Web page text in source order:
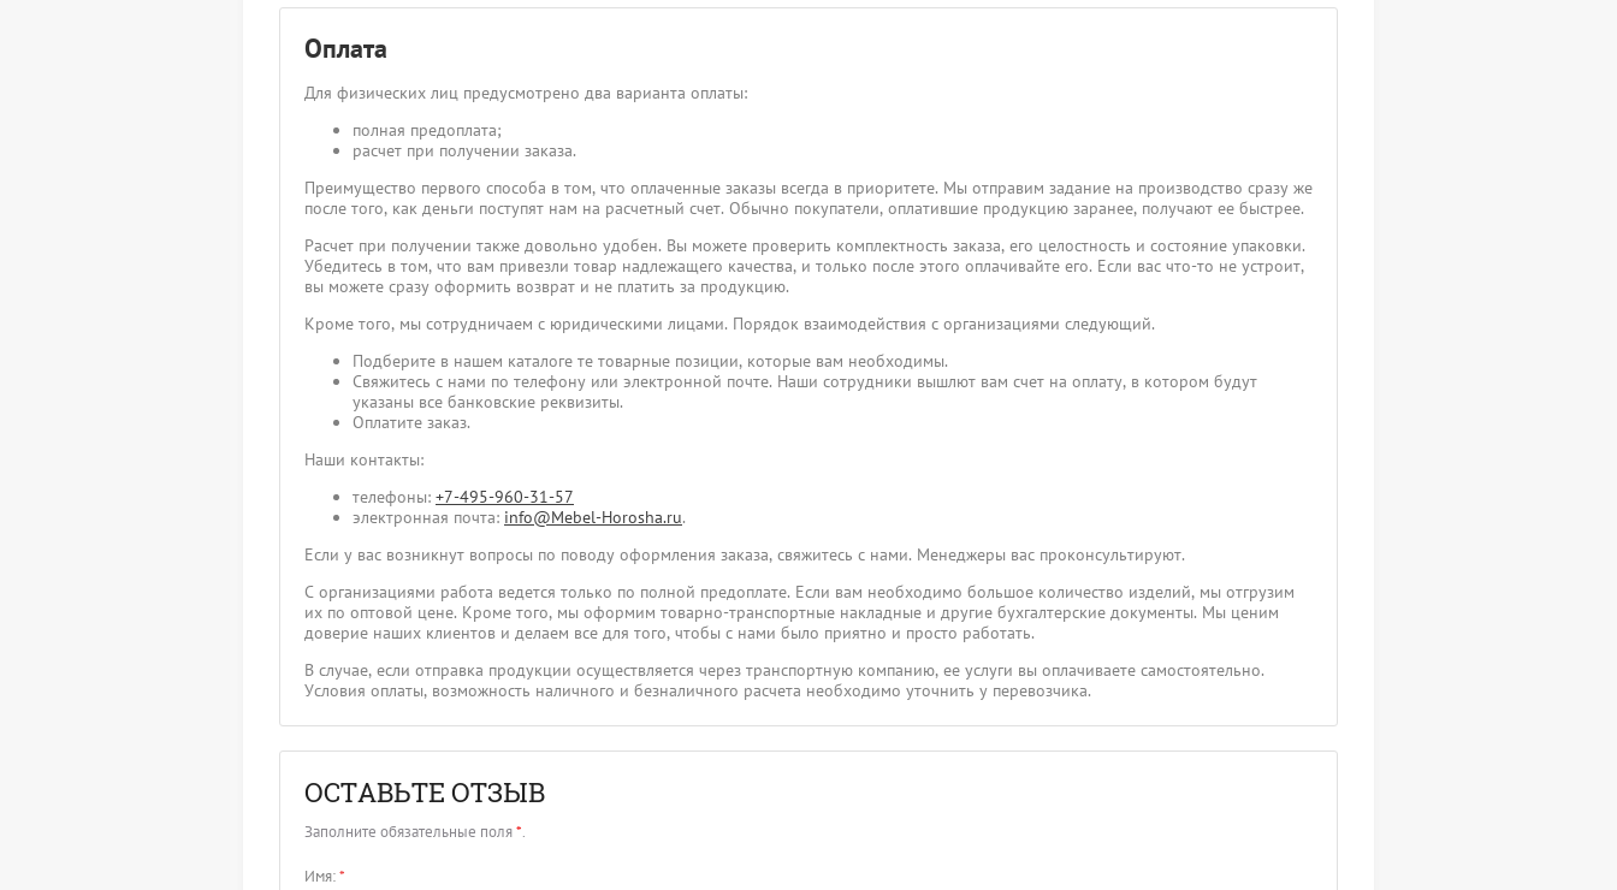
Оплата
Для физических лиц предусмотрено два варианта оплаты:
полная предоплата;
расчет при получении заказа.
Преимущество первого способа в том, что оплаченные заказы всегда в приоритете. Мы отправим задание на производство сразу же
после того, как деньги поступят нам на расчетный счет. Обычно покупатели, оплатившие продукцию заранее, получают ее быстрее.
Расчет при получении также довольно удобен. Вы можете проверить комплектность заказа, его целостность и состояние упаковки.
Убедитесь в том, что вам привезли товар надлежащего качества, и только после этого оплачивайте его. Если вас что-то не устроит,
вы можете сразу оформить возврат и не платить за продукцию.
Кроме того, мы сотрудничаем с юридическими лицами. Порядок взаимодействия с организациями следующий.
Подберите в нашем каталоге те товарные позиции, которые вам необходимы.
Свяжитесь с нами по телефону или электронной почте. Наши сотрудники вышлют вам счет на оплату, в котором будут
указаны все банковские реквизиты.
Оплатите заказ.
Наши контакты:
телефоны: +7-495-960-31-57
электронная почта: info@Mebel-Horosha.ru.
Если у вас возникнут вопросы по поводу оформления заказа, свяжитесь с нами. Менеджеры вас проконсультируют.
С организациями работа ведется только по полной предоплате. Если вам необходимо большое количество изделий, мы отгрузим
их по оптовой цене. Кроме того, мы оформим товарно-транспортные накладные и другие бухгалтерские документы. Мы ценим
доверие наших клиентов и делаем все для того, чтобы с нами было приятно и просто работать.
В случае, если отправка продукции осуществляется через транспортную компанию, ее услуги вы оплачиваете самостоятельно.
Условия оплаты, возможность наличного и безналичного расчета необходимо уточнить у перевозчика.
ОСТАВЬТЕ ОТЗЫВ
Заполните обязательные поля*.
Имя:*